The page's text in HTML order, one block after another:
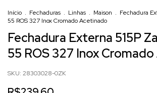
Início . Fechaduras . Linhas . Maison . Fechadura
55 ROS 327 Inox Cromado Acetinado
Fechadura Externa 515P
55 ROS 327 Inox
SKU: 28303028-0ZK